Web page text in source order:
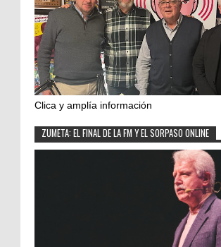
Clica y amplía información
ZUMETA: EL FINAL DE LA FM Y EL SORPASO ONLINE